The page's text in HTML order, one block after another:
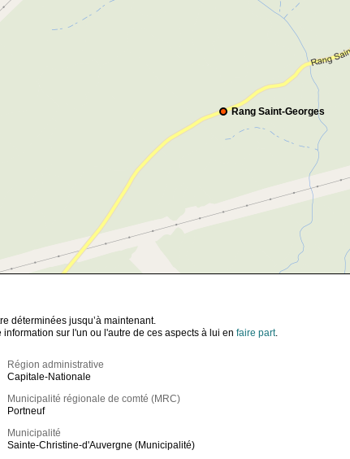
Rang Saint-Georges
déterminées jusqu’à maintenant.
sur l'un ou l'autre de ces aspects à lui en faire part.
Région administrative
Capitale-Nationale
Municipalité régionale de comté (MRC)
Portneuf
Municipalité
Sainte-Christine-d'Auvergne (Municipalité)